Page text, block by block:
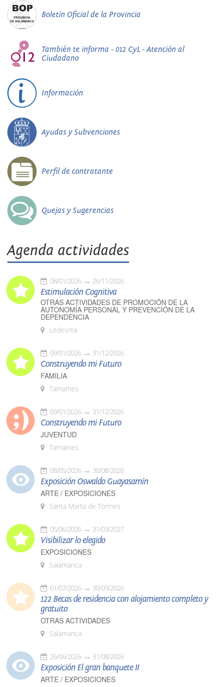
Boletín Oficial de la Provincia
También te informa - 012 CyL - Atención al
Ciudadano
Información
Ayudas y Subvenciones
Perfil de contratante
Quejas y Sugerencias
Agenda actividades
08/01/2026 26/11/2026
Estimulación Cognitiva
OTRAS ACTIVIDADES DE PROMOCIÓN DE LA
AUTONOMÍA PERSONAL Y PREVENCIÓN DE LA
DEPENDENCIA
Ledesma
09/01/2026 31/12/2026
Construyendo mi Futuro
FAMILIA
Tamames
09/01/2026 31/12/2026
Construyendo mi Futuro
JUVENTUD
Tamames
08/05/2026 30/08/2026
Exposición Oswaldo Guayasamín
ARTE / EXPOSICIONES
Santa Marta de Tormes
05/06/2026 31/03/2027
Visibilizar lo elegido
EXPOSICIONES
Salamanca
01/07/2026 30/09/2026
122 Becas de residencia con alojamiento completo y
gratuito
OTRAS ACTIVIDADES
Salamanca
26/06/2026 31/08/2026
Exposición El gran banquete II
ARTE / EXPOSICIONES